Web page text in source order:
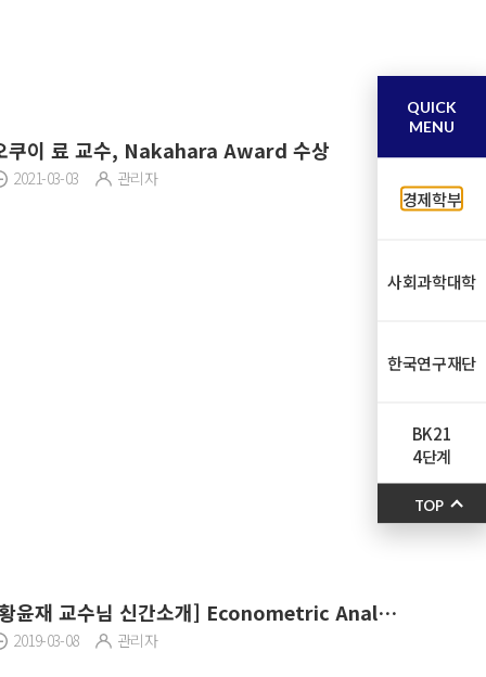
쿠이 료 교수, Nakahara Award 수상
2021-03-03 관리자
[황윤재 교수님 신간소개] Econometric Analysis of Stochastic Dominance
2019-03-08 관리자
QUICK
MENU
경제학부
사회과학대학
한국연구재단
BK21
4단계
TOP